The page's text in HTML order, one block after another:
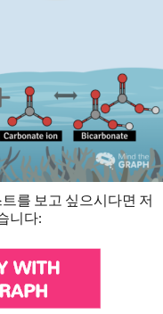
를 보고 싶으시다면 저
니다: